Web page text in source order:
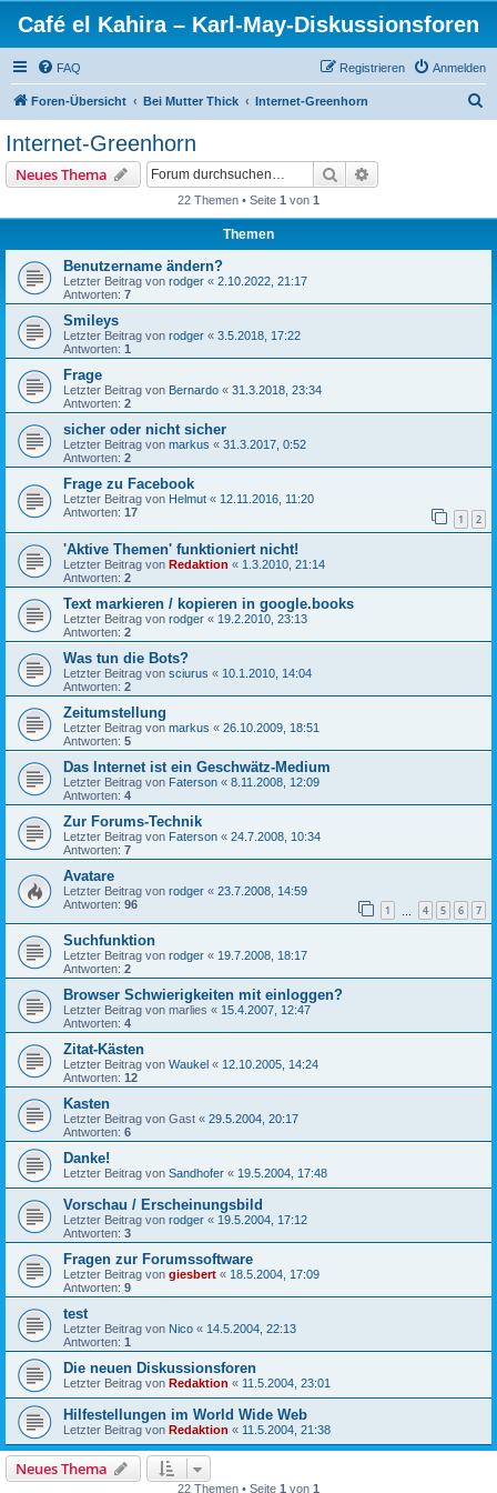
Café el Kahira – Karl-May-Diskussionsforen
FAQ Anmelden
Registrieren
Foren-Übersicht Bei Mutter Thick Internet-Greenhorn
Internet-Greenhorn
Neues Thema Suche
22 Themen • Seite 1 von 1
Themen
Benutzername ändern?
Letzter Beitrag von rodger « 2.10.2022, 21:17
Antworten: 7
Smileys
Letzter Beitrag von rodger « 3.5.2018, 17:22
Antworten: 1
Frage
Letzter Beitrag von Bernardo « 31.3.2018, 23:34
Antworten: 2
sicher oder nicht sicher
Letzter Beitrag von markus « 31.3.2017, 0:52
Antworten: 2
Frage zu Facebook
Letzter Beitrag von Helmut « 12.11.2016, 11:20
Antworten: 17 1 2
'Aktive Themen' funktioniert nicht!
Letzter Beitrag von Redaktion « 1.3.2010, 21:14
Antworten: 2
Text markieren / kopieren in google.books
Letzter Beitrag von rodger « 19.2.2010, 23:13
Antworten: 2
Was tun die Bots?
Letzter Beitrag von sciurus « 10.1.2010, 14:04
Antworten: 2
Zeitumstellung
Letzter Beitrag von markus « 26.10.2009, 18:51
Antworten: 5
Das Internet ist ein Geschwätz-Medium
Letzter Beitrag von Faterson « 8.11.2008, 12:09
Antworten: 4
Zur Forums-Technik
Letzter Beitrag von Faterson « 24.7.2008, 10:34
Antworten: 7
Avatare
Letzter Beitrag von rodger « 23.7.2008, 14:59
Antworten: 96 1 4 5 6 7
Suchfunktion
Letzter Beitrag von rodger « 19.7.2008, 18:17
Antworten: 2
Browser Schwierigkeiten mit einloggen?
Letzter Beitrag von marlies « 15.4.2007, 12:47
Antworten: 4
Zitat-Kästen
Letzter Beitrag von Waukel « 12.10.2005, 14:24
Antworten: 12
Kasten
Letzter Beitrag von Gast « 29.5.2004, 20:17
Antworten: 6
Danke!
Letzter Beitrag von Sandhofer « 19.5.2004, 17:48
Vorschau / Erscheinungsbild
Letzter Beitrag von rodger « 19.5.2004, 17:12
Antworten: 3
Fragen zur Forumssoftware
Letzter Beitrag von giesbert « 18.5.2004, 17:09
Antworten: 9
test
Letzter Beitrag von Nico « 14.5.2004, 22:13
Antworten: 1
Die neuen Diskussionsforen
Letzter Beitrag von Redaktion « 11.5.2004, 23:01
Hilfestellungen im World Wide Web
Letzter Beitrag von Redaktion « 11.5.2004, 21:38
Neues Thema
22 Themen • Seite 1 von 1